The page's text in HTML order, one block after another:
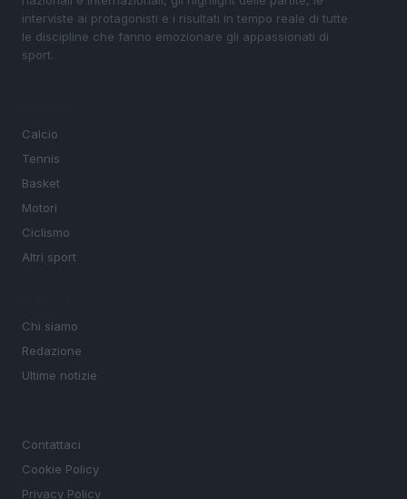
interviste ai protagonisti e i risultati in tempo reale di tutte
le discipline che fanno emozionare gli appassionati di
sport.
Calcio
Tennis
Basket
Motori
Ciclismo
Altri sport
Chi siamo
Redazione
Ultime notizie
Contattaci
Cookie Policy
Privacy Policy